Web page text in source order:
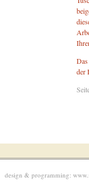
der
design & programming: